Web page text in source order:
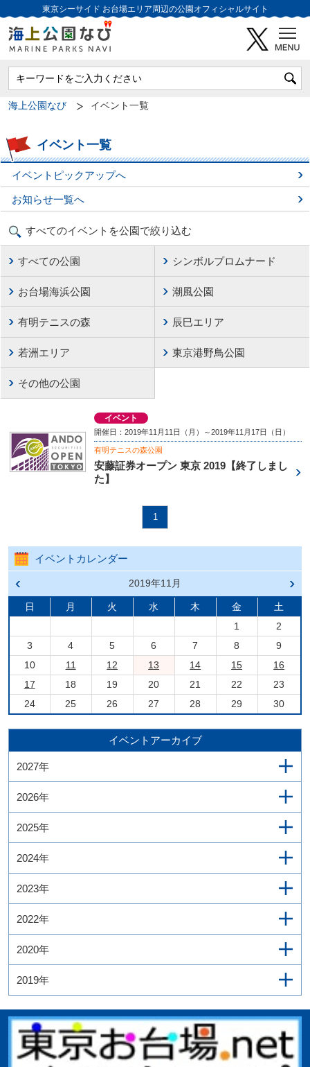
東京シーサイド お台場エリア周辺の公園オフィシャルサイト
海上公園なび イベント一覧
イベント一覧
イベントピックアップへ
お知らせ一覧へ
すべてのイベントを公園で絞り込む
すべての公園 シンボルプロムナード
お台場海浜公園 潮風公園
有明テニスの森 辰巳エリア
若洲エリア 東京港野鳥公園
その他の公園
イベント
開催日：2019年11月11日（月）～2019年11月17日（日）
有明テニスの森公園
安藤証券オープン 東京 2019【終了しまし
た】
1
イベントカレンダー
前の
戻る
2019年11月
次の
進む
日 月 火 水 木 金
土
1
2
3
4 5 6 7 8
9
10
11 12 13 14 15
16
17
18 19 20 21 22
23
24
25 26 27 28 29 30
イベントアーカイブ
2027年
2026年
2025年
2024年
2023年
2022年
2020年
2019年